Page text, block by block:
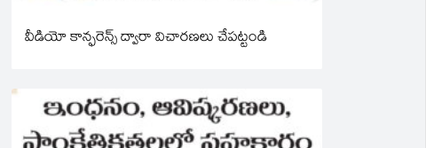
వీడియో కాన్ఫరెన్స్ ద్వారా విచారణలు చేపట్టండి